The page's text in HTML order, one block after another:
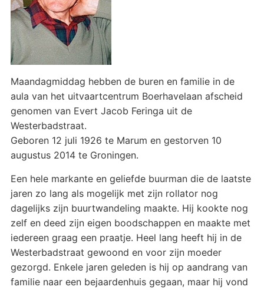
Maandagmiddag hebben de buren en familie in de
aula van het uitvaartcentrum Boerhavelaan afscheid
genomen van Evert Jacob Feringa uit de
Westerbadstraat.
Geboren 12 juli 1926 te Marum en gestorven 10
augustus 2014 te Groningen.
Een hele markante en geliefde buurman die de laatste
jaren zo lang als mogelijk met zijn rollator nog
dagelijks zijn buurtwandeling maakte. Hij kookte nog
zelf en deed zijn eigen boodschappen en maakte met
iedereen graag een praatje. Heel lang heeft hij in de
Westerbadstraat gewoond en voor zijn moeder
gezorgd. Enkele jaren geleden is hij op aandrang van
familie naar een bejaardenhuis gegaan, maar hij vond